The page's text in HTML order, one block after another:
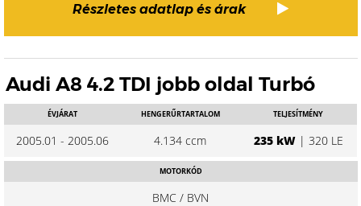
Részletes adatlap és árak
Audi A8 4.2 TDI jobb oldal Turbó
ÉVJÁRAT
2005.01 - 2005.06
HENGERŰRTARTALOM
4.134 ccm
TELJESÍTMÉNY
235 kW| 320 LE
MOTORKÓD
BMC / BVN